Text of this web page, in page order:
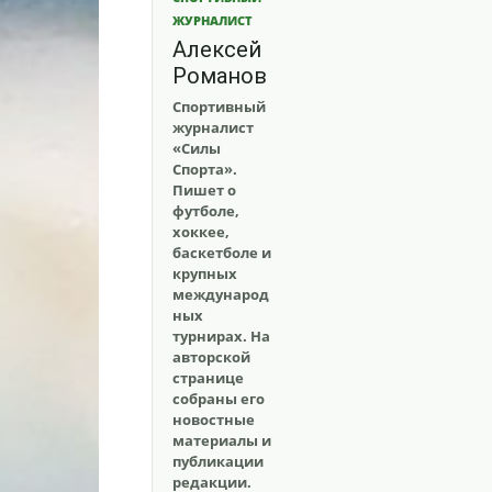
ЖУРНАЛИСТ
Алексей
Романов
Спортивный
журналист
«Силы
Спорта».
Пишет о
футболе,
хоккее,
баскетболе и
крупных
международ
ных
турнирах. На
авторской
странице
собраны его
новостные
материалы и
публикации
редакции.